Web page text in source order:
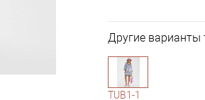
Другие варианты
1-10
TUB1-1